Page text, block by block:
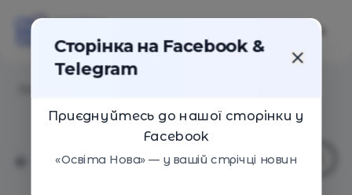
Сторінка на Facebook &
Telegram
Приєднуйтесь до нашої сторінки у
Facebook
«Освіта Нова» — у вашій стрічці новин